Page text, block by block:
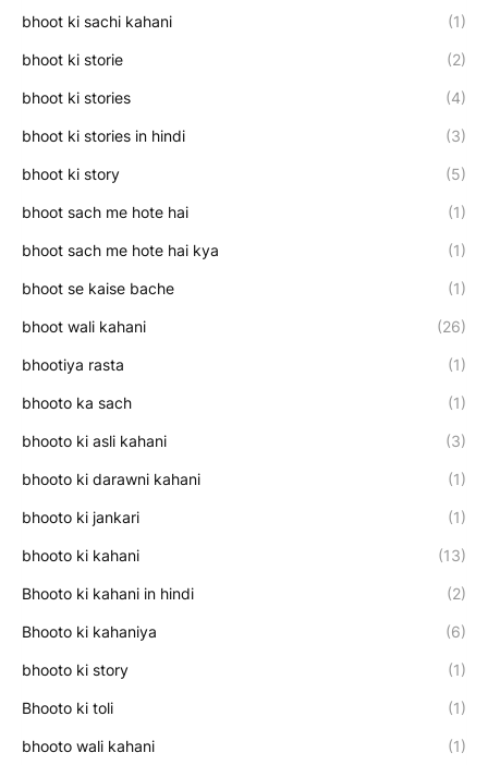
bhoot ki sachi kahani (1)
bhoot ki storie (2)
bhoot ki stories (4)
bhoot ki stories in hindi (3)
bhoot ki story (5)
bhoot sach me hote hai (1)
bhoot sach me hote hai kya (1)
bhoot se kaise bache (1)
bhoot wali kahani (26)
bhootiya rasta (1)
bhooto ka sach (1)
bhooto ki asli kahani (3)
bhooto ki darawni kahani (1)
bhooto ki jankari (1)
bhooto ki kahani (13)
Bhooto ki kahani in hindi (2)
Bhooto ki kahaniya (6)
bhooto ki story (1)
Bhooto ki toli (1)
bhooto wali kahani (1)